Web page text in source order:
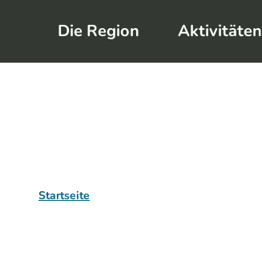
m
Die Region Aktivitäten
Startseite